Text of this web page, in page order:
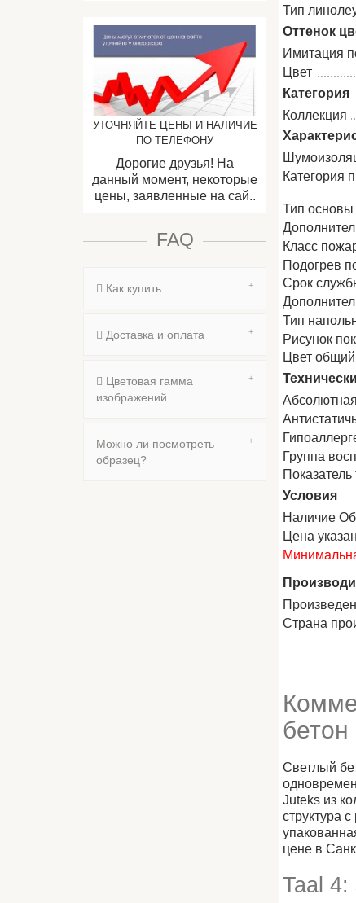
УТОЧНЯЙТЕ ЦЕНЫ И НАЛИЧИЕ
ПО ТЕЛЕФОНУ
Дорогие друзья! На
данный момент, некоторые
цены, заявленные на сай..
FAQ
Как купить
Доставка и оплата
Цветовая гамма
изображений
Можно ли посмотреть
образец?
Тип
Оттенок
Имитация
Цвет
Категория
Коллекция
Категория
Тип основы
Класс
Подогрев
Срок
Тип
Рисунок
Цвет общий
Группа
Показатель
Условия
Наличие
Цена
Страна
бетон
Светлый
Juteks из
структура
цене в
Taal 4: